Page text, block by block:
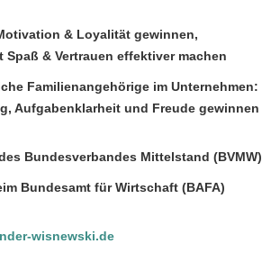
& Loyalität gewinnen,
Spaß & Vertrauen effektiver machen
Familienangehörige im Unternehmen:
Aufgabenklarheit und Freude gewinnen
Bundesverbandes Mittelstand (BVMW)
Bundesamt für Wirtschaft (BAFA)
wisnewski.de